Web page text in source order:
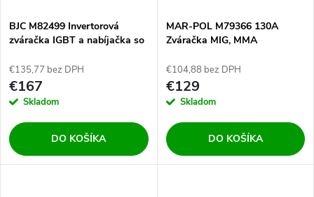
e
p
r
o
d
s
p
r
o
d
BJC M82499 Invertorová
zváračka IGBT a nabíjačka so
€135,77 bez DPH
€167
Skladom
DO KOŠÍKA
MAR-POL M79366 130A
Zváračka MIG, MMA
€104,88 bez DPH
€129
Skladom
DO KOŠÍKA